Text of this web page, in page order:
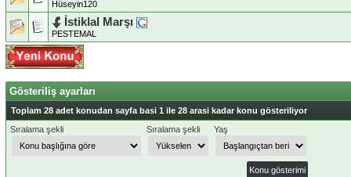
Hüseyin120
İstiklal Marşı
PESTEMAL
Gösteriliş ayarları
Toplam 28 adet konudan sayfa basi 1 ile 28 arasi kadar konu gösteriliyor
Sıralama şekli
Sıralama şekli Yaş